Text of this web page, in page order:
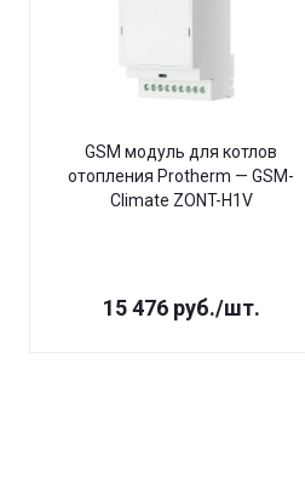
GSM модуль для котлов
отопления Protherm — GSM-
Climate ZONT-H1V
15 476руб./шт.